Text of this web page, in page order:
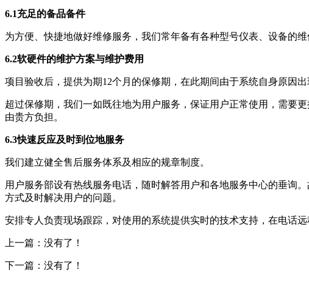
6.1充足的备品备件
为方便、快捷地做好维修服务，我们常年备有各种型号仪表、设备的
6.2软硬件的维护方案与维护费用
项目验收后，提供为期12个月的保修期，在此期间由于系统自身原因
超过保修期，我们一如既往地为用户服务，保证用户正常使用，需要
由贵方负担。
6.3快速反应及时到位地服务
我们建立健全售后服务体系及相应的规章制度。
用户服务部设有热线服务电话，随时解答用户和各地服务中心的垂询
方式及时解决用户的问题。
安排专人负责现场跟踪，对使用的系统提供实时的技术支持，在电话
上一篇：没有了！
下一篇：没有了！